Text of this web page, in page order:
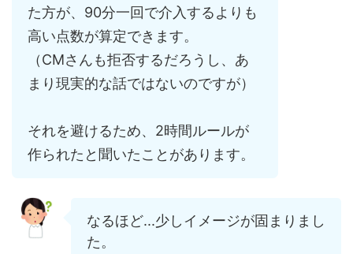
た方が、90分一回で介入するよりも
高い点数が算定できます。
（CMさんも拒否するだろうし、あ
まり現実的な話ではないのですが）
それを避けるため、2時間ルールが
作られたと聞いたことがあります。
なるほど...少しイメージが固まりまし
た。